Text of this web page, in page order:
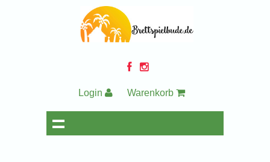
Login Warenkorb